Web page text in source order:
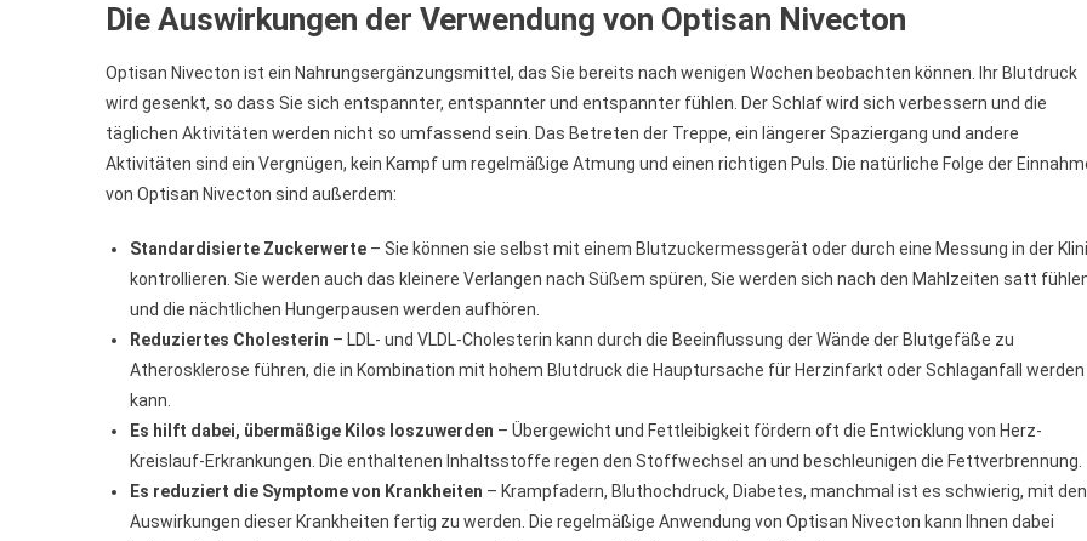
Die Auswirkungen der Verwendung von Optisan Nivecton
Optisan Nivecton ist ein Nahrungsergänzungsmittel, das Sie bereits nach wenigen Wochen beobachten können. Ihr Blutdruck
wird gesenkt, so dass Sie sich entspannter, entspannter und entspannter fühlen. Der Schlaf wird sich verbessern und die
täglichen Aktivitäten werden nicht so umfassend sein. Das Betreten der Treppe, ein längerer Spaziergang und andere
Aktivitäten sind ein Vergnügen, kein Kampf um regelmäßige Atmung und einen richtigen Puls. Die natürliche Folge der
von Optisan Nivecton sind außerdem:
Standardisierte Zuckerwerte – Sie können sie selbst mit einem Blutzuckermessgerät oder durch eine Messung in der
kontrollieren. Sie werden auch das kleinere Verlangen nach Süßem spüren, Sie werden sich nach den Mahlzeiten satt
und die nächtlichen Hungerpausen werden aufhören.
Reduziertes Cholesterin – LDL- und VLDL-Cholesterin kann durch die Beeinflussung der Wände der Blutgefäße zu
Atherosklerose führen, die in Kombination mit hohem Blutdruck die Hauptursache für Herzinfarkt oder Schlaganfall werden
kann.
Es hilft dabei, übermäßige Kilos loszuwerden – Übergewicht und Fettleibigkeit fördern oft die Entwicklung von Herz-
Kreislauf-Erkrankungen. Die enthaltenen Inhaltsstoffe regen den Stoffwechsel an und beschleunigen die Fettverbrennung.
Es reduziert die Symptome von Krankheiten – Krampfadern, Bluthochdruck, Diabetes, manchmal ist es schwierig, mit den
Auswirkungen dieser Krankheiten fertig zu werden. Die regelmäßige Anwendung von Optisan Nivecton kann Ihnen dabei